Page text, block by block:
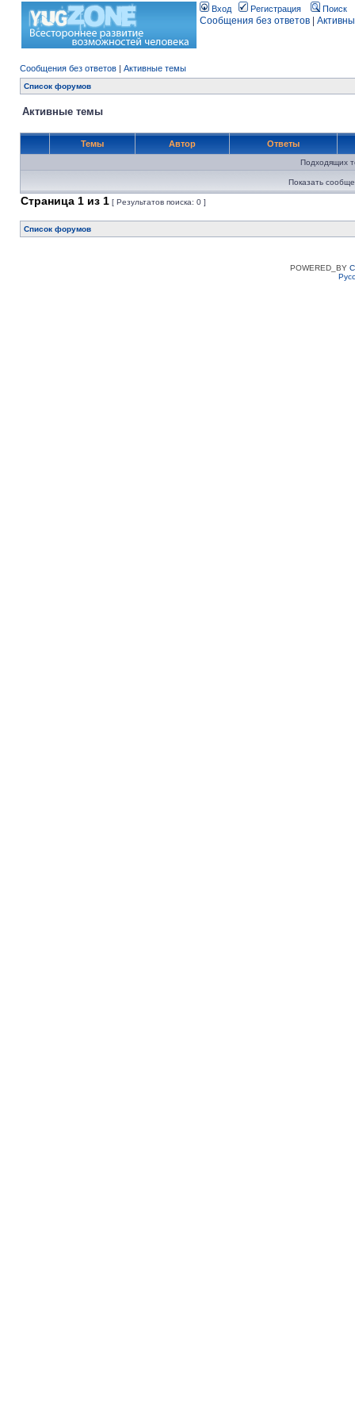
Вход Регистрация Поиск
Сообщения без ответов
Сообщения без ответов | Активные темы
Список форумов
Активные темы
Темы Автор Ответы
Подходящих
Показать
Страница 1 из 1 [ Результатов поиска: 0 ]
Список форумов
POWERED_BY